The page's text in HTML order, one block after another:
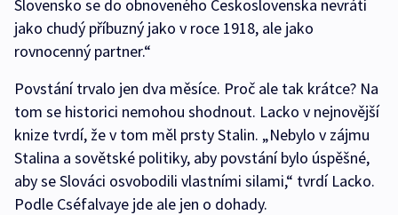
Slovensko se do obnoveného Československa nevrátí
jako chudý příbuzný jako v roce 1918, ale jako
rovnocenný partner.“
Povstání trvalo jen dva měsíce. Proč ale tak krátce? Na
tom se historici nemohou shodnout. Lacko v nejnovější
knize tvrdí, že v tom měl prsty Stalin. „Nebylo v zájmu
Stalina a sovětské politiky, aby povstání bylo úspěšné,
aby se Slováci osvobodili vlastními silami,“ tvrdí Lacko.
Podle Cséfalvaye jde ale jen o dohady.